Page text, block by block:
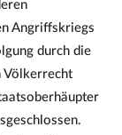
Angriffskriegs
durch die
Völkerrecht